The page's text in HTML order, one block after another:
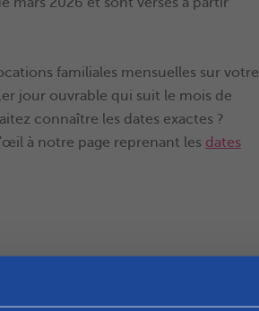
familiales mensuelles sur votre
jour ouvrable qui suit le mois de
connaître les dates exactes ?
à notre page reprenant les dates